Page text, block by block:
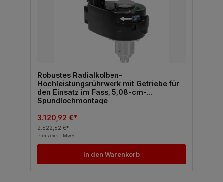
Robustes Radialkolben-
Hochleistungsrührwerk mit Getriebe für
den Einsatz im Fass, 5,08-cm-
Spundlochmontage
3.120,92 €*
2.622,62 €*
Preis exkl. MwSt.
In den Warenkorb